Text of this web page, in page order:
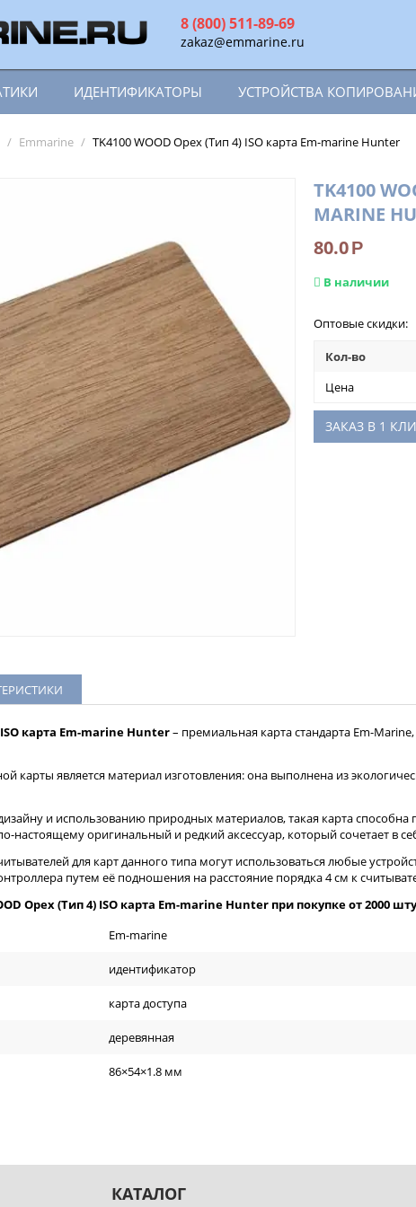
8 (800) 511-89-69
zakaz@emmarine.ru
ИДЕНТИФИКАТОРЫ УСТРОЙСТВА
/ Emmarine / TK4100 WOOD Орех (Тип 4) ISO карта Em-marine Hunter
TK4100
MARINE
80.0Р
В наличии
Оптовые скидки:
Кол-во
Цена
ЗАКАЗ В 1
карта Em-marine Hunter– премиальная карта стандарта Em-
карты является материал изготовления: она выполнена из
и использованию природных материалов, такая карта
настоящему оригинальный и редкий аксессуар, который сочетает в
для карт данного типа могут использоваться любые
путем её подношения на расстояние порядка 4 см к
Орех (Тип 4) ISO карта Em-marine Hunter при покупке от 2000
Em-marine
идентификатор
карта доступа
деревянная
86×54×1.8 мм
КАТАЛОГ